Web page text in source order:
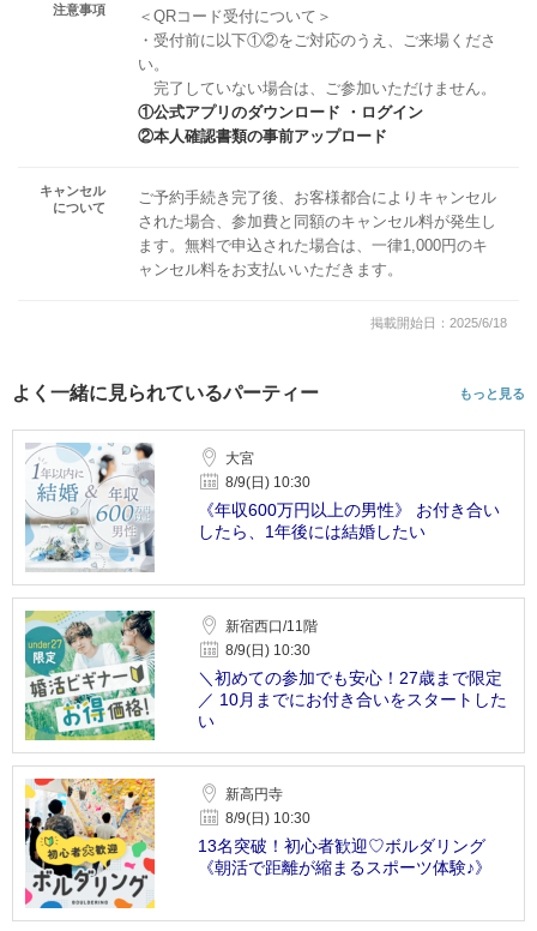
注意事項
＜QRコード受付について＞
・受付前に以下①②をご対応のうえ、ご来場くださ
い。
完了していない場合は、ご参加いただけません。
①公式アプリのダウンロード ・ログイン
②本人確認書類の事前アップロード
キャンセル
について
ご予約手続き完了後、お客様都合によりキャンセル
された場合、参加費と同額のキャンセル料が発生し
ます。無料で申込された場合は、一律1,000円のキ
ャンセル料をお支払いいただきます。
掲載開始日：2025/6/18
よく一緒に見られているパーティー もっと見る
大宮
8/9(日) 10:30
《年収600万円以上の男性》 お付き合い
したら、1年後には結婚したい
新宿西口/11階
8/9(日) 10:30
＼初めての参加でも安心！27歳まで限定
／ 10月までにお付き合いをスタートした
い
新高円寺
8/9(日) 10:30
13名突破！初心者歓迎♡ボルダリング
《朝活で距離が縮まるスポーツ体験♪》